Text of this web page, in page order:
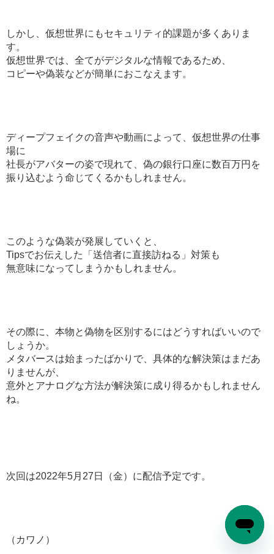
しかし、仮想世界にもセキュリティ的課題が多くありま
す。
仮想世界では、全てがデジタルな情報であるため、
コピーや偽装などが簡単におこなえます。
ディープフェイクの音声や動画によって、仮想世界の仕事
場に
社長がアバターの姿で現れて、偽の銀行口座に数百万円を
振り込むよう命じてくるかもしれません。
このような偽装が発展していくと、
Tipsでお伝えした「送信者に直接訪ねる」対策も
無意味になってしまうかもしれません。
その際に、本物と偽物を区別するにはどうすればいいので
しょうか。
メタバースは始まったばかりで、具体的な解決策はまだあ
りませんが、
意外とアナログな方法が解決策に成り得るかもしれません
ね。
次回は2022年5月27日（金）に配信予定です。
（カワノ）